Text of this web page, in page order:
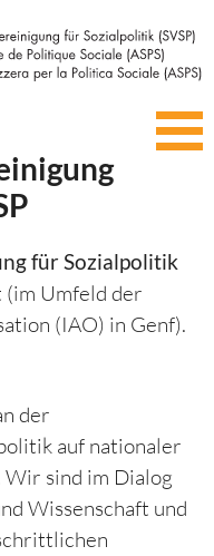
für Sozialpolitik
(im Umfeld der
(IAO) in Genf).
der
auf nationaler
sind im Dialog
Wissenschaft und